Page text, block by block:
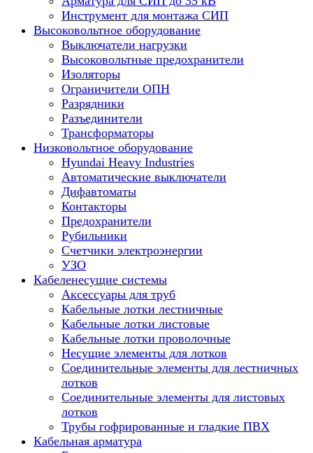
Инструмент для монтажа СИП
Высоковольтное оборудование
Выключатели нагрузки
Высоковольтные предохранители
Изоляторы
Ограничители ОПН
Разрядники
Разъединители
Трансформаторы
Низковольтное оборудование
Hyundai Heavy Industries
Автоматические выключатели
Дифавтоматы
Контакторы
Предохранители
Рубильники
Счетчики электроэнергии
УЗО
Кабеленесущие системы
Аксессуары для труб
Кабельные лотки лестничные
Кабельные лотки листовые
Кабельные лотки проволочные
Несущие элементы для лотков
Соединительные элементы для лестничных
лотков
Соединительные элементы для листовых
лотков
Трубы гофрированные и гладкие ПВХ
Кабельная арматура